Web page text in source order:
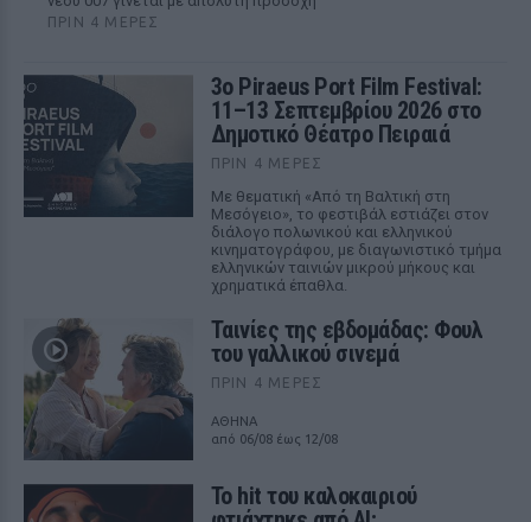
ΠΡΙΝ 4 ΜΈΡΕΣ
3ο Piraeus Port Film Festival:
11–13 Σεπτεμβρίου 2026 στο
Δημοτικό Θέατρο Πειραιά
ΠΡΙΝ 4 ΜΈΡΕΣ
Με θεματική «Από τη Βαλτική στη
Μεσόγειο», το φεστιβάλ εστιάζει στον
διάλογο πολωνικού και ελληνικού
κινηματογράφου, με διαγωνιστικό τμήμα
ελληνικών ταινιών μικρού μήκους και
χρηματικά έπαθλα.
Ταινίες της εβδομάδας: Φουλ
του γαλλικού σινεμά
ΠΡΙΝ 4 ΜΈΡΕΣ
ΑΘΗΝΑ
από 06/08 έως 12/08
Το hit του καλοκαιριού